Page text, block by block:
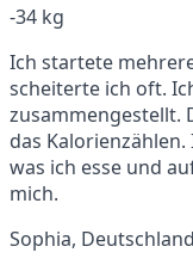
-34 kg
Ich startete
scheiterte ich oft.
zusammengestellt.
das
was ich esse und
mich.
Sophia, Deutschland